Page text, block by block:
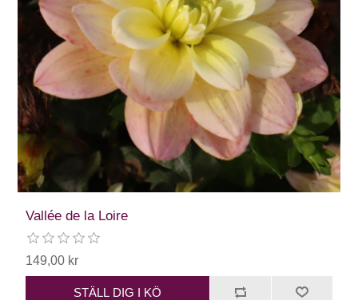
Vallée de la Loire
149,00 kr
STÄLL DIG I KÖ